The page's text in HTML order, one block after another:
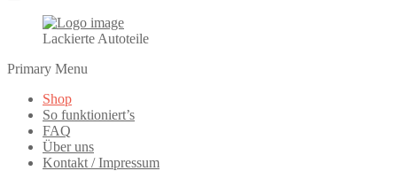
Lackierte Autoteile
Primary Menu
Shop
So funktioniert’s
FAQ
Über uns
Kontakt / Impressum